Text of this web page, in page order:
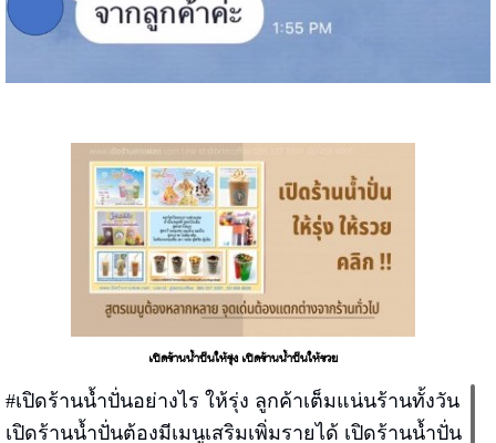
เปิดร้านน้ำปั่นให้รุ่ง เปิดร้านน้ำปั่นให้รวย
#เปิดร้านน้ำปั่นอย่างไร ให้รุ่ง ลูกค้าเต็มแน่นร้านทั้งวัน
เปิดร้านน้ำปั่นต้องมีเมนูเสริมเพิ่มรายได้ เปิดร้านน้ำปั่น